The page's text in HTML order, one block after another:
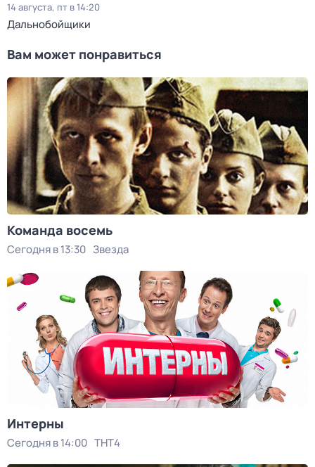
14 августа, пт в 14:20
Дальнобойщики
Вам может понравиться
Команда восемь
Сегодня в 13:30 Звезда
Интерны
Сегодня в 14:00 ТНТ4